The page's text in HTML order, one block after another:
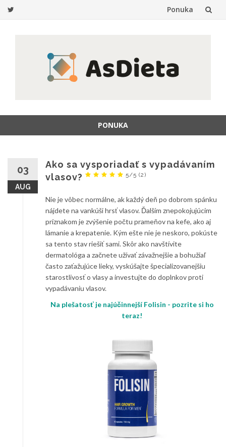
Ponuka
PONUKA
03
AUG
Ako sa vysporiadať s vypadávaním
vlasov?
5/5 (2)
Nie je vôbec normálne, ak každý deň po dobrom spánku
nájdete na vankúši hrsť vlasov. Ďalším znepokojujúcim
príznakom je zvýšenie počtu prameňov na kefe, ako aj
lámanie a krepatenie. Kým ešte nie je neskoro, pokúste
sa tento stav riešiť sami. Skôr ako navštívite
dermatológa a začnete užívať závažnejšie a bohužiaľ
často zaťažujúce lieky, vyskúšajte špecializovanejšiu
starostlivosť o vlasy a investujte do doplnkov proti
vypadávaniu vlasov.
Na plešatosť je najúčinnejší Folisin - pozrite si ho
teraz!